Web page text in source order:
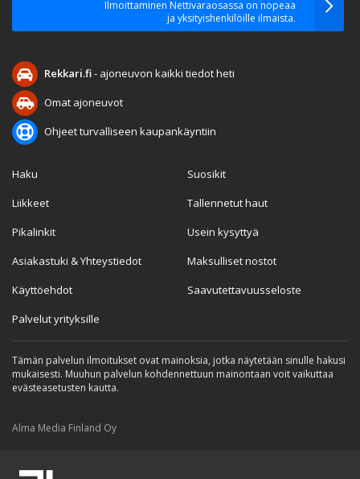
Ilmoittaminen Nettivaraosassa on nopeaa
ja yksityishenkilöille ilmaista.
Rekkari.fi- ajoneuvon kaikki tiedot heti
Omat ajoneuvot
Ohjeet turvalliseen kaupankäyntiin
Haku
Liikkeet
Pikalinkit
Asiakastuki & Yhteystiedot
Käyttöehdot
Palvelut yrityksille
Suosikit
Tallennetut haut
Usein kysyttyä
Maksulliset nostot
Saavutettavuusseloste
Tämän palvelun ilmoitukset ovat mainoksia, jotka näytetään sinulle hakusi
mukaisesti. Muuhun palvelun kohdennettuun mainontaan voit vaikuttaa
evästeasetusten kautta.
Alma Media Finland Oy